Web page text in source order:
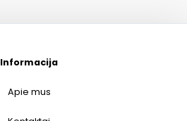
Informacija
Apie mus